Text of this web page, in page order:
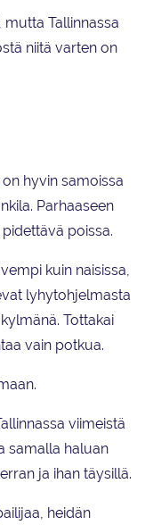
Tallinnassa
niitä varten on
on hyvin samoissa
Parhaaseen
poissa.
kuin naisissa,
lyhytohjelmasta
Tottakai
vain potkua.
viimeistä
samalla haluan
ja ihan täysillä.
heidän